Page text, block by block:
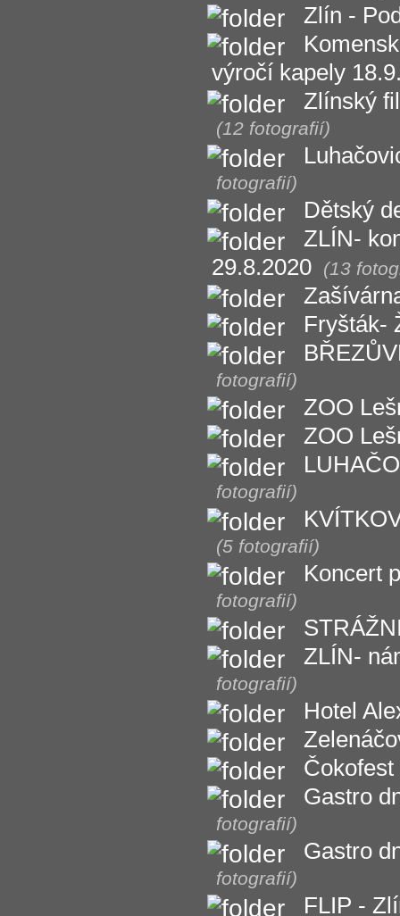
Zlín -
výročí kapely
Zlínský
(12 fotografií)
fotografií)
Dětský
ZLÍN-
29.8.2020
(13
Fryšták-
fotografií)
ZOO
ZOO
fotografií)
(5 fotografií)
Koncert
fotografií)
ZLÍN-
fotografií)
Hotel
Gastro
fotografií)
Gastro
fotografií)
FLIP -